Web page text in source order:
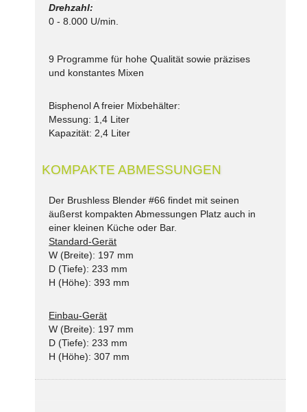
Drehzahl:
0 - 8.000 U/min.
9 Programme für hohe Qualität sowie präzises
und konstantes Mixen
Bisphenol A freier Mixbehälter:
Messung: 1,4 Liter
Kapazität: 2,4 Liter
KOMPAKTE ABMESSUNGEN
Der Brushless Blender #66 findet mit seinen
äußerst kompakten Abmessungen Platz auch in
einer kleinen Küche oder Bar.
Standard-Gerät
W (Breite): 197 mm
D (Tiefe): 233 mm
H (Höhe): 393 mm
Einbau-Gerät
W (Breite): 197 mm
D (Tiefe): 233 mm
H (Höhe): 307 mm